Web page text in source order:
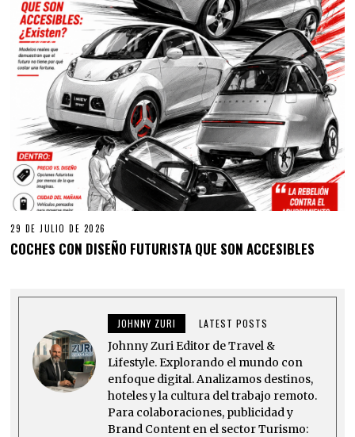
29 DE JULIO DE 2026
COCHES CON DISEÑO FUTURISTA QUE SON ACCESIBLES
JOHNNY ZURI LATEST POSTS
Johnny Zuri Editor de Travel &
Lifestyle. Explorando el mundo con
enfoque digital. Analizamos destinos,
hoteles y la cultura del trabajo remoto.
Para colaboraciones, publicidad y
Brand Content en el sector Turismo: